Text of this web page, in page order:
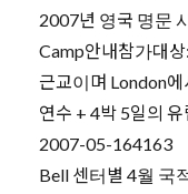
2007년 영국 명문
Camp안내참가대
근교이며 London
연수 + 4박 5일의
2007-05-164163
Bell 센터별 4월 국